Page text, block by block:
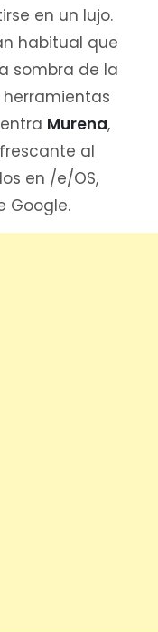
en un lujo.
habitual que
sombra de la
Murena,
al
en /e/OS,
Google.